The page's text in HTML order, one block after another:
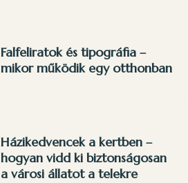
Falfeliratok és tipográfia –
mikor működik egy otthonban
Házikedvencek a kertben –
hogyan vidd ki biztonságosan
a városi állatot a telekre